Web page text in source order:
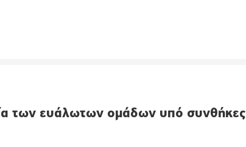
των ευάλωτων ομάδων υπό συνθήκες